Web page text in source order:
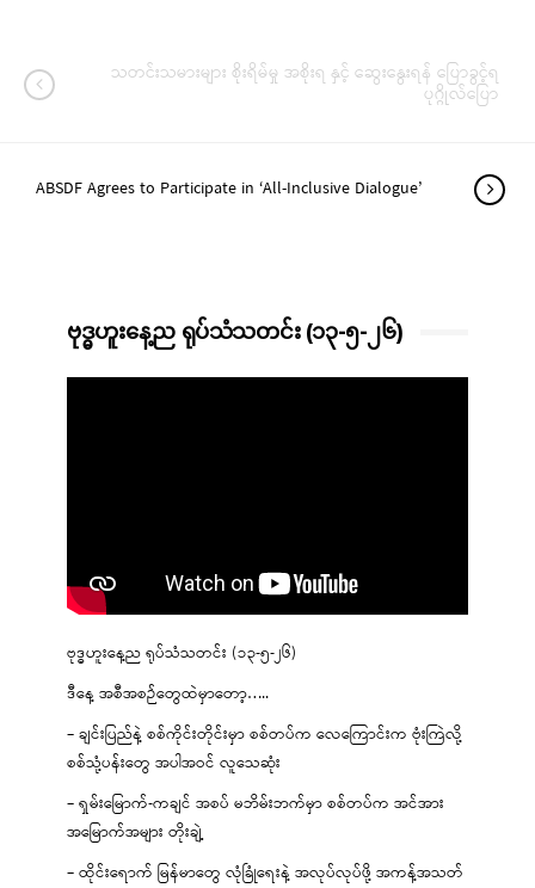
သတင်းသမားများ စိုးရိမ်မှု အစိုးရ နှင့် ဆွေးနွေးရန် ပြောခွင့်ရ
ပုဂ္ဂိုလ်ပြော
ABSDF Agrees to Participate in ‘All-Inclusive Dialogue’
ဗုဒ္ဓဟူးနေ့ည ရုပ်သံသတင်း (၁၃-၅-၂၆)
ဗုဒ္ဓဟူးနေ့ည ရုပ်သံသတင်း (၁၃-၅-၂၆)
ဒီနေ့ အစီအစဉ်တွေထဲမှာတော့…..
– ချင်းပြည်နဲ့ စစ်ကိုင်းတိုင်းမှာ စစ်တပ်က လေကြောင်းက ဗုံးကြဲလို့
စစ်သုံ့ပန်းတွေ အပါအဝင် လူသေဆုံး
– ရှမ်းမြောက်-ကချင် အစပ် မဘိမ်းဘက်မှာ စစ်တပ်က အင်အား
အမြောက်အများ တိုးချဲ့
– ထိုင်းရောက် မြန်မာတွေ လုံခြုံရေးနဲ့ အလုပ်လုပ်ဖို့ အကန့်အသတ်